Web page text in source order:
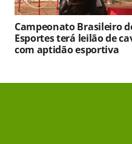
Campeonato Brasileiro
Esportes terá leilão de
com aptidão esportiva